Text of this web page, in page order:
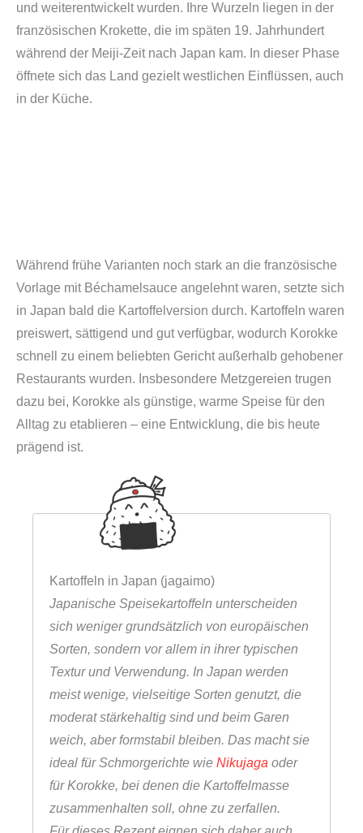
und weiterentwickelt wurden. Ihre Wurzeln liegen in der
französischen Krokette, die im späten 19. Jahrhundert
während der Meiji-Zeit nach Japan kam. In dieser Phase
öffnete sich das Land gezielt westlichen Einflüssen, auch
in der Küche.
Während frühe Varianten noch stark an die französische
Vorlage mit Béchamelsauce angelehnt waren, setzte sich
in Japan bald die Kartoffelversion durch. Kartoffeln waren
preiswert, sättigend und gut verfügbar, wodurch Korokke
schnell zu einem beliebten Gericht außerhalb gehobener
Restaurants wurden. Insbesondere Metzgereien trugen
dazu bei, Korokke als günstige, warme Speise für den
Alltag zu etablieren – eine Entwicklung, die bis heute
prägend ist.
Kartoffeln in Japan (jagaimo)
Japanische Speisekartoffeln unterscheiden
sich weniger grundsätzlich von europäischen
Sorten, sondern vor allem in ihrer typischen
Textur und Verwendung. In Japan werden
meist wenige, vielseitige Sorten genutzt, die
moderat stärkehaltig sind und beim Garen
weich, aber formstabil bleiben. Das macht sie
ideal für Schmorgerichte wie Nikujaga oder
für Korokke, bei denen die Kartoffelmasse
zusammenhalten soll, ohne zu zerfallen.